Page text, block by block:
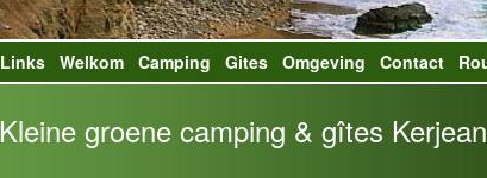
Links Welkom Camping Gites Omgeving Contact
Kleine groene camping & gîtes